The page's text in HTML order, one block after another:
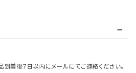
着後7日以内にメールにてご連絡ください。